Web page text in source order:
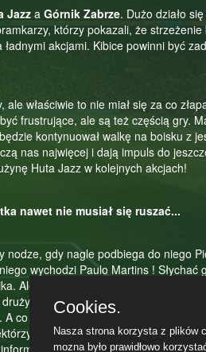
Jazz a Górnik Zabrze. Dużo działo
którzy pokazali, że strzeżenie
akcjami. Kibice powinni być
właściwie to nie miał się za co
frustrujące, ale są też częścią gry.
kontynuował walkę na boisku z
nas najwięcej i dają impuls do
Huta Jazz w kolejnych akcjach!
nawet nie musiał się ruszać...
nodze, gdy nagle podbiega do niego
wychodzi Paulo Martins ! Słychać
Ale to nie koniec akcji! Zwycięzca
To chwila, kiedy współpraca w
co do plotki na temat trenera... słyszy
twierdzą, że może być to jego
Czas pokaże, co przyniesie
Cookies.
Nasza strona korzysta z plików
mozna było prawidłowo